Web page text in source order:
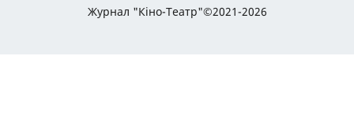
Журнал "Кіно-Театр"©2021-2026